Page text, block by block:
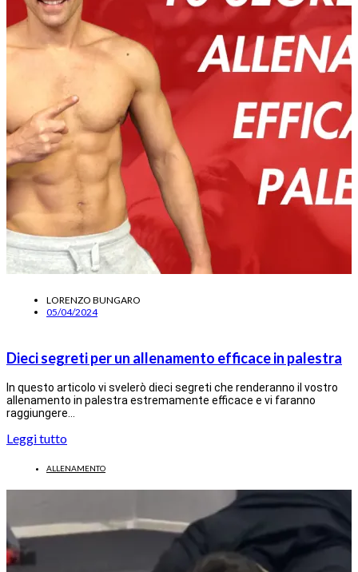
LORENZO BUNGARO
05/04/2024
Dieci segreti per un allenamento efficace in palestra
In questo articolo vi svelerò dieci segreti che renderanno il vostro
allenamento in palestra estremamente efficace e vi faranno
raggiungere…
Leggi tutto
ALLENAMENTO